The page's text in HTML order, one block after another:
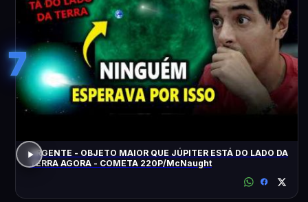
7
URGENTE - OBJETO MAIOR QUE JÚPITER ESTÁ DO LADO DA
TERRA AGORA - COMETA 220P/McNaught